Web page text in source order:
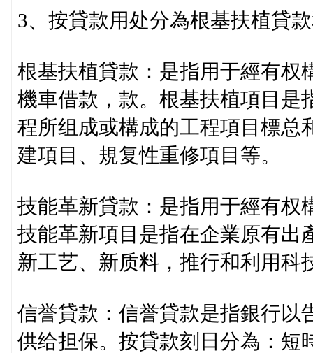
3、按貸款用处分為根基扶植貸
根基扶植貸款：是指用于經有权
機車借款，款。根基扶植項目是
程所组成或構成的工程項目標总
建項目、規复性重修項目等。
技能革新貸款：是指用于經有权
技能革新項目是指在企業原有出
新工艺、新质料，推行和利用科
信誉貸款：信誉貸款是指銀行以
供给担保。按貸款刻日分為：短